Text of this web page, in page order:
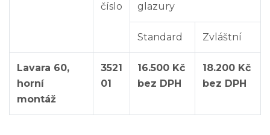
číslo
glazury
Standard Zvláštní
Lavara 60,
horní
montáž
3521
01
16.500 Kč
bez DPH
18.200 Kč
bez DPH